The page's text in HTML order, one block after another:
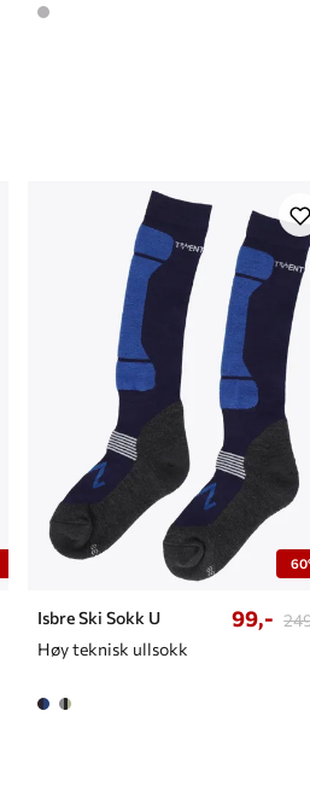
Isbre Ski Sokk U
Høy teknisk ullsokk
99,-